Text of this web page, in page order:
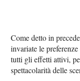
Come detto in
invariate le
tutti gli effetti attivi,
spettacolarità delle